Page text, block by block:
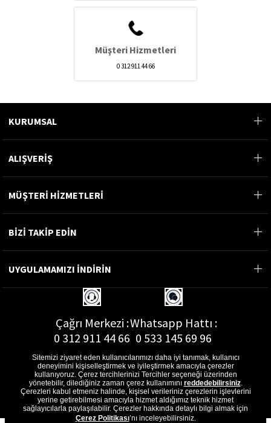
Müşteri Hizmetleri
0 312 911 44 66
KURUMSAL
ALIŞVERİŞ
MÜŞTERİ HİZMETLERİ
BİZİ TAKİP EDİN
UYGULAMAMIZI İNDİRİN
Çağrı Merkezi :
0 312 911 44 66
Whatsapp Hattı :
0 533 145 69 96
E-Posta Adresi :
musterihizmetleri@gon.com.tr
Sitemizi ziyaret eden kullanıcılarımızı daha iyi tanımak, kullanıcı
deneyimini kişiselleştirmek ve iyileştirmek amacıyla çerezler
kullanıyoruz. Çerez tercihlerinizi Tercihler seçeneği üzerinden
yönetebilir, dilediğiniz zaman çerez kullanımını reddedebilirsiniz.
Çerezleri kabul etmeniz halinde, kişisel verileriniz çerezlerin işlevlerini
yerine getirebilmesi amacıyla hizmet aldığımız teknik hizmet
sağlayıcılarla paylaşılabilir. Çerezler hakkında detaylı bilgi almak için
Çerez Politikası’nı inceleyebilirsiniz.